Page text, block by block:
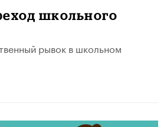
школьного
рывок в школьном